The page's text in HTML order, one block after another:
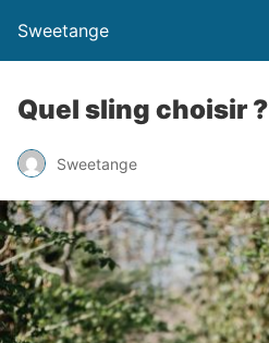
Sweetange
Quel sling choisir ?
Sweetange